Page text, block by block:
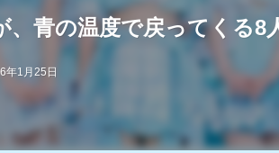
、青の温度で戻ってくる8
年1月25日